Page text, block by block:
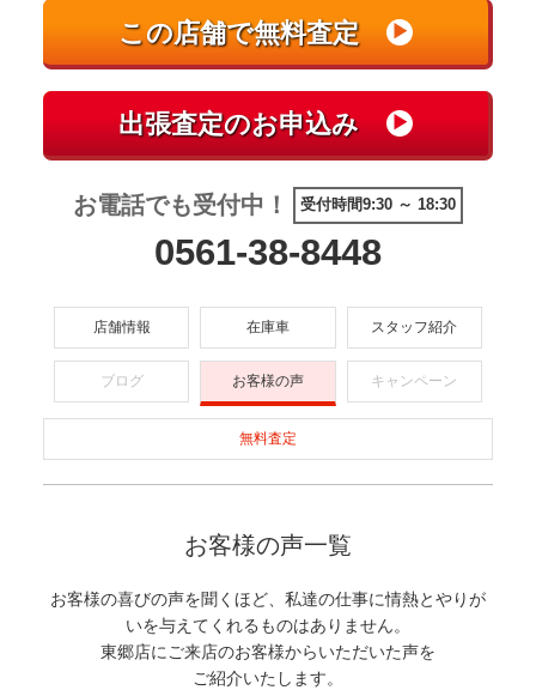
お電話でも受付中！ 受付時間9:30 ～ 18:30
0561-38-8448
店舗情報 在庫車 スタッフ紹介
ブログ お客様の声 キャンペーン
無料査定
お客様の声一覧
お客様の喜びの声を聞くほど、私達の仕事に情熱とやりが
いを与えてくれるものはありません。
東郷店にご来店のお客様からいただいた声を
ご紹介いたします。